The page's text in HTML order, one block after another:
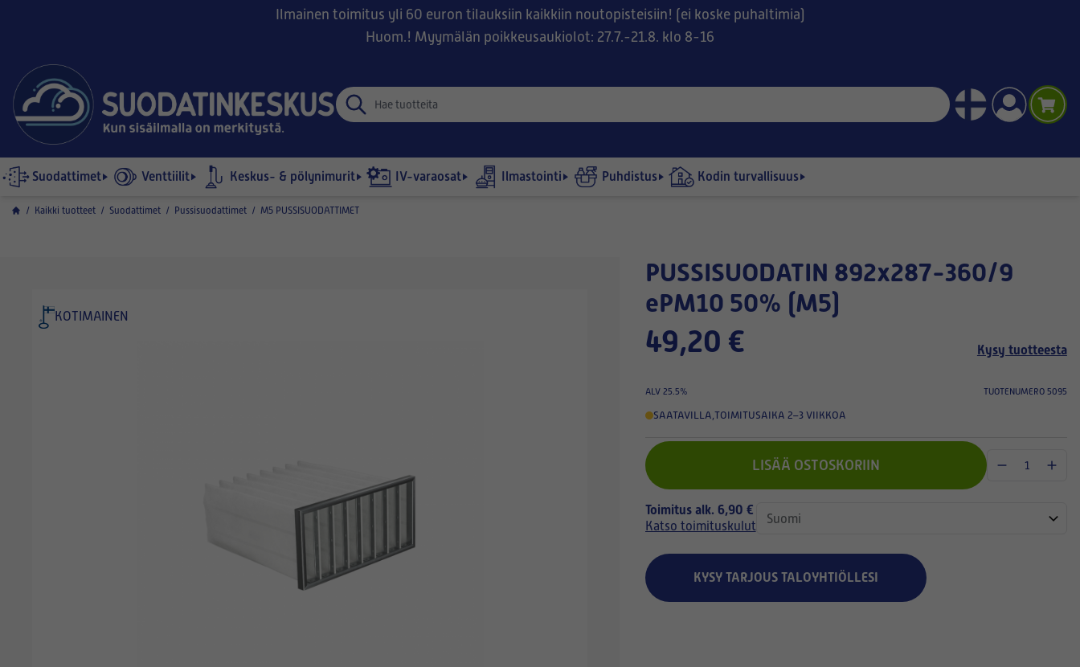
Ilmainen toimitus yli 60 euron tilauksiin kaikkiin noutopisteisiin! (ei koske puhaltimia)
Huom.! Myymälän poikkeusaukiolot: 27.7.-21.8. klo 8-16
Suodattimet Venttiilit Keskus- & pölynimurit IV-varaosat Ilmastointi Puhdistus Kodin turvallisuus
/ Kaikki tuotteet / Suodattimet / Pussisuodattimet / M5 PUSSISUODATTIMET
KOTIMAINEN
PUSSISUODATIN 892x287-360/9
ePM10 50% (M5)
49,20 € Kysy tuotteesta
ALV 25.5% TUOTENUMERO 5095
SAATAVILLA,TOIMITUSAIKA 2–3 VIIKKOA
LISÄÄ OSTOSKORIIN
Toimitus alk. 6,90 €
Katso toimituskulut
KYSY TARJOUS TALOYHTIÖLLESI